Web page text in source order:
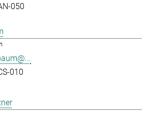
050
010